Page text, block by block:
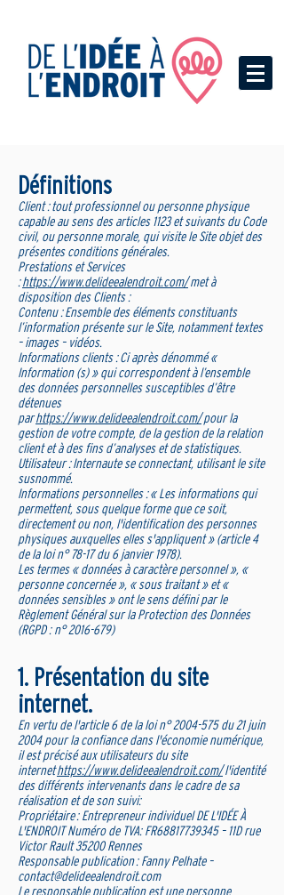
Définitions
Client : tout professionnel ou personne physique
capable au sens des articles 1123 et suivants du Code
civil, ou personne morale, qui visite le Site objet des
présentes conditions générales.
Prestations et Services
:https://www.delideealendroit.com/met à
disposition des Clients :
Contenu : Ensemble des éléments constituants
l’information présente sur le Site, notamment textes
– images – vidéos.
Informations clients : Ci après dénommé «
Information (s) » qui correspondent à l’ensemble
des données personnelles susceptibles d’être
détenues
parhttps://www.delideealendroit.com/pour la
gestion de votre compte, de la gestion de la relation
client et à des fins d’analyses et de statistiques.
Utilisateur : Internaute se connectant, utilisant le site
susnommé.
Informations personnelles : « Les informations qui
permettent, sous quelque forme que ce soit,
directement ou non, l'identification des personnes
physiques auxquelles elles s'appliquent » (article 4
de la loi n° 78-17 du 6 janvier 1978).
Les termes « données à caractère personnel », «
personne concernée », « sous traitant » et «
données sensibles » ont le sens défini par le
Règlement Général sur la Protection des Données
(RGPD : n°2016-679)
1. Présentation du site
internet.
En vertu de l'article 6 de la loi n°2004-575du 21 juin
2004 pour la confiance dans l'économie numérique,
il est précisé aux utilisateurs du site
internethttps://www.delideealendroit.com/l'identité
des différents intervenants dans le cadre de sa
réalisation et de son suivi:
Propriétaire : Entrepreneur individuel DE L'IDÉE À
L'ENDROIT Numéro de TVA: FR68817739345 – 11D rue
Victor Rault 35200 Rennes
Responsable publication : Fanny Pelhate –
contact@delideealendroit.com
Le responsable publication est une personne